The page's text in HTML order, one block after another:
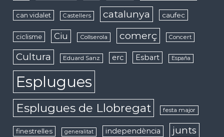
can vidalet Castellers catalunya caufec
ciclisme Ciu Collserola comerç Concert
Cultura Eduard Sanz erc Esbart España
Esplugues
Esplugues de Llobregat festa major
finestrelles generalitat independència junts